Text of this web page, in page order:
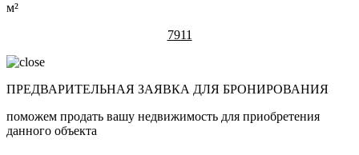
м²
7911
ПРЕДВАРИТЕЛЬНАЯ ЗАЯВКА ДЛЯ БРОНИРОВАНИЯ
поможем продать вашу недвижимость для приобретения
данного объекта